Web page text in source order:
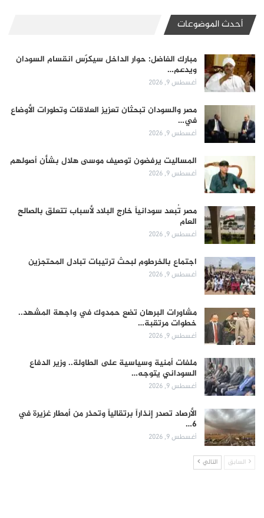
أحدث الموضوعات
مبارك الفاضل: حوار الداخل سيكرّس انقسام السودان
ويدعم…
أغسطس 9, 2026
مصر والسودان تبحثان تعزيز العلاقات وتطورات الأوضاع
في…
أغسطس 9, 2026
المساليت يرفضون توصيف موسى هلال بشأن أصولهم
أغسطس 9, 2026
مصر تُبعد سودانياً خارج البلاد لأسباب تتعلق بالصالح
العام
أغسطس 9, 2026
اجتماع بالخرطوم لبحث ترتيبات تبادل المحتجزين
أغسطس 9, 2026
مشاورات البرهان تضع حمدوك في واجهة المشهد..
خطوات مرتقبة…
أغسطس 9, 2026
ملفات أمنية وسياسية على الطاولة.. وزير الدفاع
السوداني يتوجه…
أغسطس 9, 2026
الأرصاد تصدر إنذاراً برتقالياً وتحذر من أمطار غزيرة في
6…
أغسطس 9, 2026
السابق التالي